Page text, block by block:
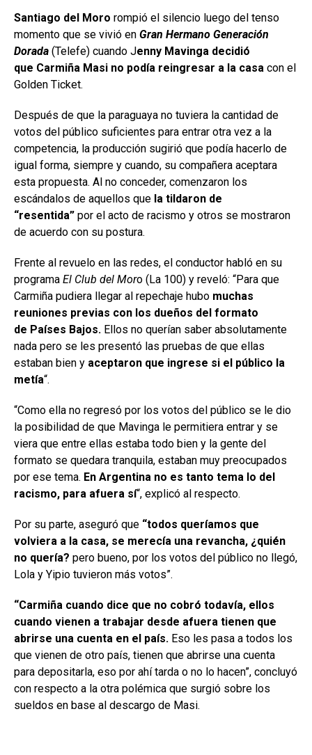
Santiago del Moro rompió el silencio luego del tenso
momento que se vivió en Gran Hermano Generación
Dorada (Telefe) cuando Jenny Mavinga decidió
que Carmiña Masi no podía reingresar a la casa con el
Golden Ticket.
Después de que la paraguaya no tuviera la cantidad de
votos del público suficientes para entrar otra vez a la
competencia, la producción sugirió que podía hacerlo de
igual forma, siempre y cuando, su compañera aceptara
esta propuesta. Al no conceder, comenzaron los
escándalos de aquellos que la tildaron de
“resentida” por el acto de racismo y otros se mostraron
de acuerdo con su postura.
Frente al revuelo en las redes, el conductor habló en su
programa El Club del Moro (La 100) y reveló: “Para que
Carmiña pudiera llegar al repechaje hubo muchas
reuniones previas con los dueños del formato
de Países Bajos. Ellos no querían saber absolutamente
nada pero se les presentó las pruebas de que ellas
estaban bien y aceptaron que ingrese si el público la
metía“.
“Como ella no regresó por los votos del público se le dio
la posibilidad de que Mavinga le permitiera entrar y se
viera que entre ellas estaba todo bien y la gente del
formato se quedara tranquila, estaban muy preocupados
por ese tema. En Argentina no es tanto tema lo del
racismo, para afuera sí“, explicó al respecto.
Por su parte, aseguró que “todos queríamos que
volviera a la casa, se merecía una revancha, ¿quién
no quería? pero bueno, por los votos del público no llegó,
Lola y Yipio tuvieron más votos”.
“Carmiña cuando dice que no cobró todavía, ellos
cuando vienen a trabajar desde afuera tienen que
abrirse una cuenta en el país. Eso les pasa a todos los
que vienen de otro país, tienen que abrirse una cuenta
para depositarla, eso por ahí tarda o no lo hacen”, concluyó
con respecto a la otra polémica que surgió sobre los
sueldos en base al descargo de Masi.